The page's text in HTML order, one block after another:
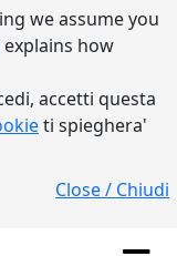
we assume you
explains how
accetti questa
ti spieghera'
Close / Chiudi